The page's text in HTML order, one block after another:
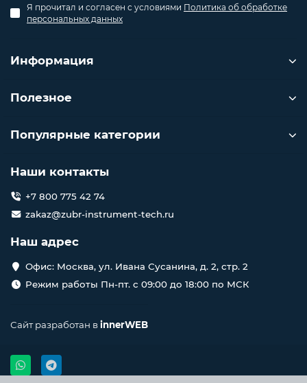
Я прочитал и согласен с условиями Политика об обработке
персональных данных
Информация
Полезное
Популярные категории
Наши контакты
+7 800 775 42 74
zakaz@zubr-instrument-tech.ru
Наш адрес
Офис: Москва, ул. Ивана Сусанина, д. 2, стр. 2
Режим работы Пн-пт. с 09:00 до 18:00 по МСК
Сайт разработан вinnerWEB